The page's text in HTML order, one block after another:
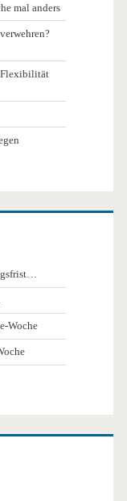
mal anders
Flexibilität
Woche